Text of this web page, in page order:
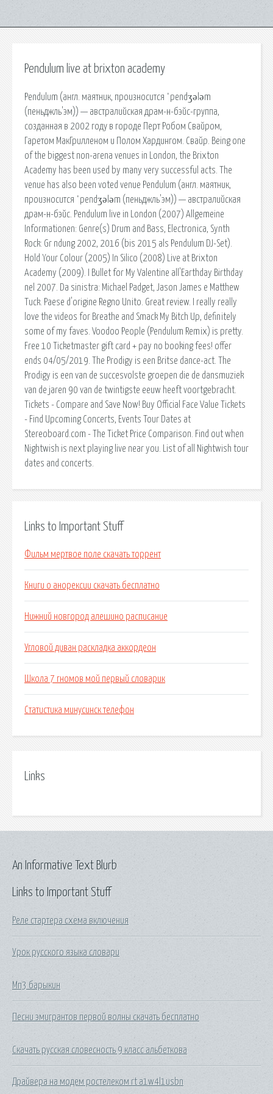
Pendulum live at brixton academy
Pendulum (англ. маятник, произносится ˈpendʒələm
(пеньджль'эм)) — австралийская драм-н-бэйс-группа,
созданная в 2002 году в городе Перт Робом Свайром,
Гаретом МакГрилленом и Полом Хардингом. Свайр. Being one
of the biggest non-arena venues in London, the Brixton
Academy has been used by many very successful acts. The
venue has also been voted venue Pendulum (англ. маятник,
произносится ˈpendʒələm (пеньджль'эм)) — австралийская
драм-н-бэйс. Pendulum live in London (2007) Allgemeine
Informationen: Genre(s) Drum and Bass, Electronica, Synth
Rock: Gr ndung 2002, 2016 (bis 2015 als Pendulum DJ-Set).
Hold Your Colour (2005) In Silico (2008) Live at Brixton
Academy (2009). I Bullet for My Valentine all'Earthday Birthday
nel 2007. Da sinistra: Michael Padget, Jason James e Matthew
Tuck. Paese d'origine Regno Unito. Great review. I really really
love the videos for Breathe and Smack My Bitch Up, definitely
some of my faves. Voodoo People (Pendulum Remix) is pretty.
Free 10 Ticketmaster gift card + pay no booking fees! offer
ends 04/05/2019. The Prodigy is een Britse dance-act. The
Prodigy is een van de succesvolste groepen die de dansmuziek
van de jaren 90 van de twintigste eeuw heeft voortgebracht.
Tickets - Compare and Save Now! Buy Official Face Value Tickets
- Find Upcoming Concerts, Events Tour Dates at
Stereoboard.com - The Ticket Price Comparison. Find out when
Nightwish is next playing live near you. List of all Nightwish tour
dates and concerts.
Links to Important Stuff
Фильм мертвое поле скачать торрент
Книги о анорексии скачать бесплатно
Нижний новгород алешино расписание
Угловой диван раскладка аккордеон
Школа 7 гномов мой первый словарик
Статистика минусинск телефон
Links
Links to Important Stuff
Реле стартера схема включения
Урок русского языка словари
Мп3 барыкин
Песни эмигрантов первой волны скачать бесплатно
Скачать русская словесность 9 класс альбеткова
Драйвера на модем ростелеком rt a1w4l1usbn
An Informative Text Blurb